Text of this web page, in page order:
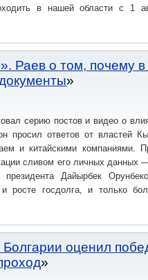
в нашей области с 1
Раев о том, почему в
серию постов и видео о
просил ответов от властей
и китайскими компаниями.
сливом его личных данных
Дайырбек
росте госдолга, и только
оценил